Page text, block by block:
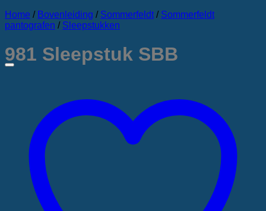
Home / Bovenleiding / Sommerfeldt / Sommerfeldt
pantografen / Sleepstukken
981 Sleepstuk SBB